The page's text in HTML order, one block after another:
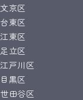
文京区
台東区
江東区
足立区
江戸川区
目黒区
世田谷区